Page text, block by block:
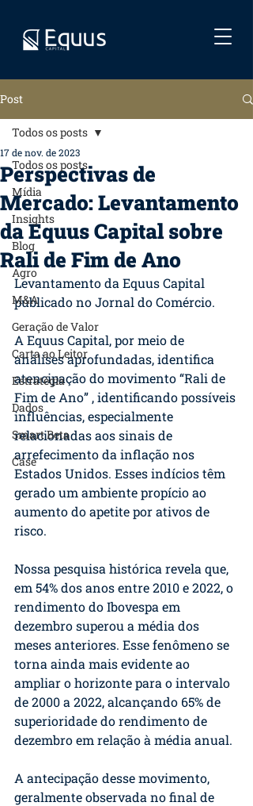
Post
Todos os posts
Mídia
Insights
Blog
Agro
M&A
Geração de Valor
Carta ao Leitor
Estratégia
Dados
Smart Beta
Case
Todos os posts
Perspectivas de
Mercado: Levantamento
da Equus Capital sobre
Rali de Fim de Ano
17 de nov. de 2023
Levantamento da Equus Capital
publicado no Jornal do Comércio.
A Equus Capital, por meio de
análises aprofundadas, identifica
atencipação do movimento “Rali de
Fim de Ano” , identificando possíveis
influências, especialmente
relacionadas aos sinais de
arrefecimento da inflação nos
Estados Unidos. Esses indícios têm
gerado um ambiente propício ao
aumento do apetite por ativos de
risco.
Nossa pesquisa histórica revela que,
em 54% dos anos entre 2010 e 2022, o
rendimento do Ibovespa em
dezembro superou a média dos
meses anteriores. Esse fenômeno se
torna ainda mais evidente ao
ampliar o horizonte para o intervalo
de 2000 a 2022, alcançando 65% de
superioridade do rendimento de
dezembro em relação à média anual.
A antecipação desse movimento,
geralmente observada no final de